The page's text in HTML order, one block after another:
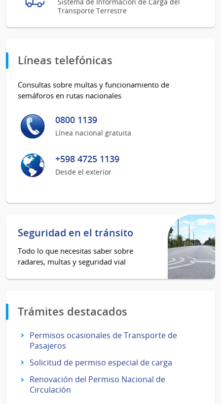
Sistema de Información de Carga del
Transporte Terrestre
Líneas telefónicas
Consultas sobre multas y funcionamiento de
semáforos en rutas nacionales
0800 1139
Línea nacional gratuita
+598 4725 1139
Desde el exterior
Seguridad en el tránsito
Todo lo que necesitas saber sobre
radares, multas y seguridad vial
Trámites destacados
Permisos ocasionales de Transporte de
Pasajeros
Solicitud de permiso especial de carga
Renovación del Permiso Nacional de
Circulación